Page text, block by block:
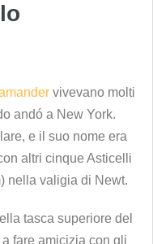
vivevano molti
andó a New York.
e il suo nome era
altri cinque Asticelli
nella valigia di Newt.
tasca superiore del
fare amicizia con gli